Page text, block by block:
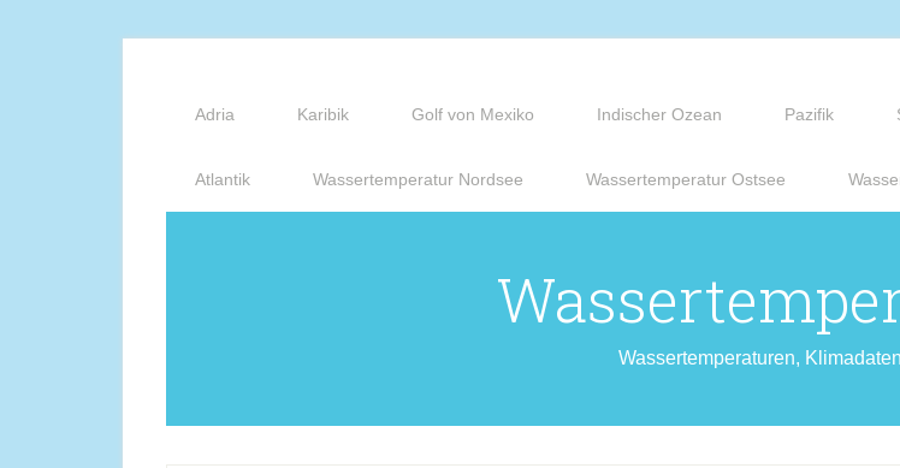
Adria Karibik Golf von Mexiko Indischer Ozean Pazifik
Atlantik Wassertemperatur Nordsee Wassertemperatur Ostsee
Wassertemperaturen,